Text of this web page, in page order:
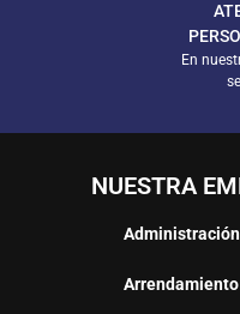
En
NUESTRA